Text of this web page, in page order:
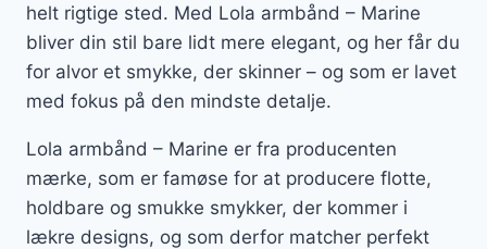
helt rigtige sted. Med Lola armbånd – Marine
bliver din stil bare lidt mere elegant, og her får du
for alvor et smykke, der skinner – og som er lavet
med fokus på den mindste detalje.
Lola armbånd – Marine er fra producenten
mærke, som er famøse for at producere flotte,
holdbare og smukke smykker, der kommer i
lækre designs, og som derfor matcher perfekt